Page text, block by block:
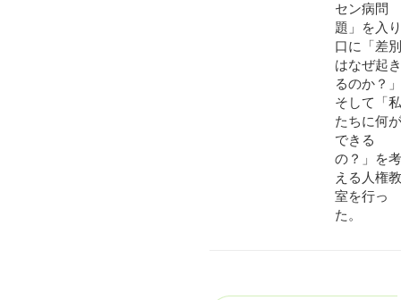
セン病問
題」を入り
口に「差別
はなぜ起き
るのか？」
そして「私
たちに何が
できる
の？」を考
える人権教
室を行っ
た。